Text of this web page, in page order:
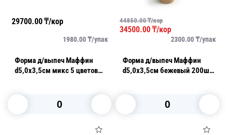
29700.00₸/кор
1980.00₸/упак
Форма д/выпеч Маффин
d5,0х3,5см микс 5 цветов
44850.00₸/кор
34500.00₸/кор
2300.00₸/упак
Форма д/выпеч Маффин
d5,0х3,5см бежевый 200шт/